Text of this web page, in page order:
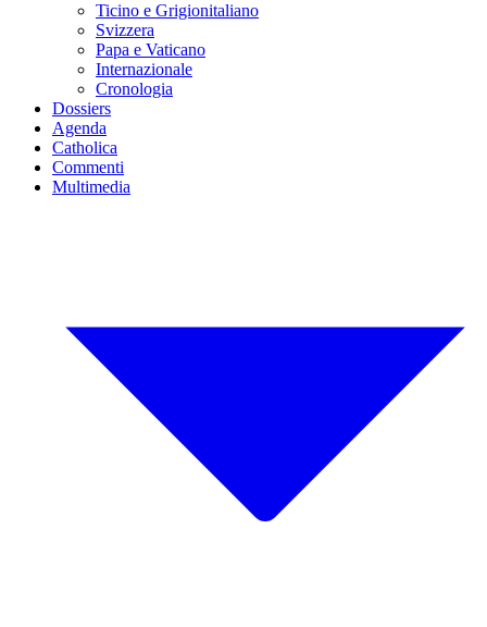
Ticino e Grigionitaliano
Svizzera
Papa e Vaticano
Internazionale
Cronologia
Dossiers
Agenda
Catholica
Commenti
Multimedia